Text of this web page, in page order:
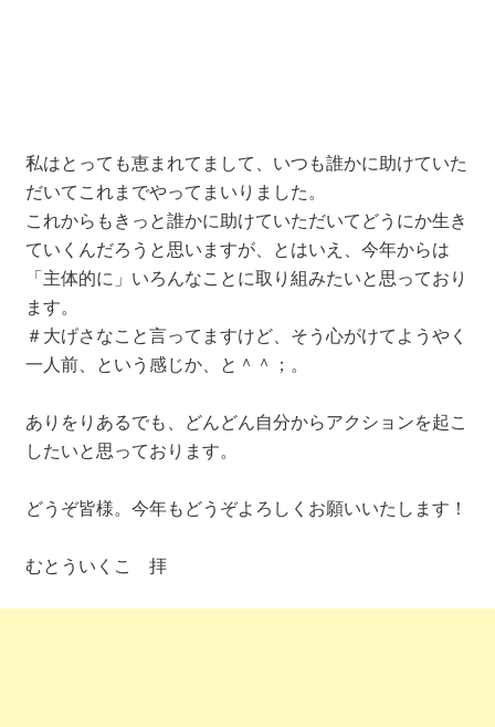
私はとっても恵まれてまして、いつも誰かに助けていた
だいてこれまでやってまいりました。
これからもきっと誰かに助けていただいてどうにか生き
ていくんだろうと思いますが、とはいえ、今年からは
「主体的に」いろんなことに取り組みたいと思っており
ます。
＃大げさなこと言ってますけど、そう心がけてようやく
一人前、という感じか、と＾＾；。
ありをりあるでも、どんどん自分からアクションを起こ
したいと思っております。
どうぞ皆様。今年もどうぞよろしくお願いいたします！
むとういくこ 拝